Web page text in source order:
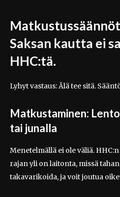
Saksan kautta ei
HHC:tä.
Lyhyt vastaus: Älä tee sitä.
Matkustaminen:
tai junalla
Menetelmällä ei ole väliä.
rajan yli on laitonta, missä
takavarikoida, ja voit joutua